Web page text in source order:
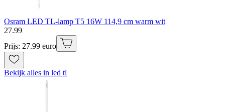
Osram LED TL-lamp T5 16W 114,9 cm warm wit
27.99
Prijs: 27.99 euro
Bekijk alles in led tl